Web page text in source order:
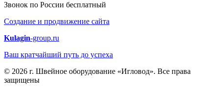
Звонок по России бесплатный
Создание и продвижение сайта
Kulagin-group.ru
Ваш кратчайший путь до успеха
© 2026 г. Швейное оборудование «Игловод». Все права
защищены